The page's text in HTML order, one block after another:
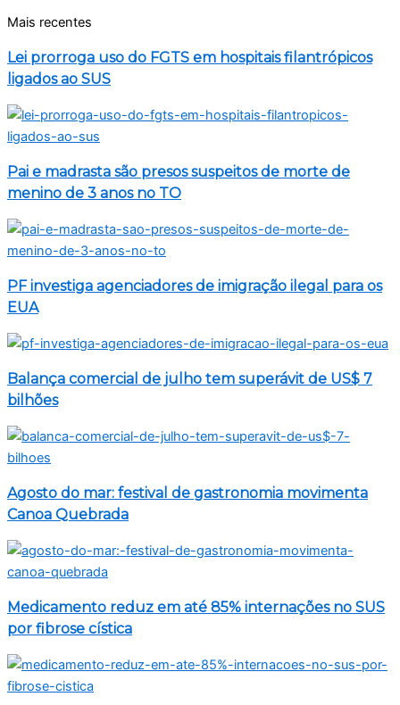
Mais recentes
Lei prorroga uso do FGTS em hospitais filantrópicos
ligados ao SUS
Pai e madrasta são presos suspeitos de morte de
menino de 3 anos no TO
PF investiga agenciadores de imigração ilegal para os
EUA
Balança comercial de julho tem superávit de US$ 7
bilhões
Agosto do mar: festival de gastronomia movimenta
Canoa Quebrada
Medicamento reduz em até 85% internações no SUS
por fibrose cística